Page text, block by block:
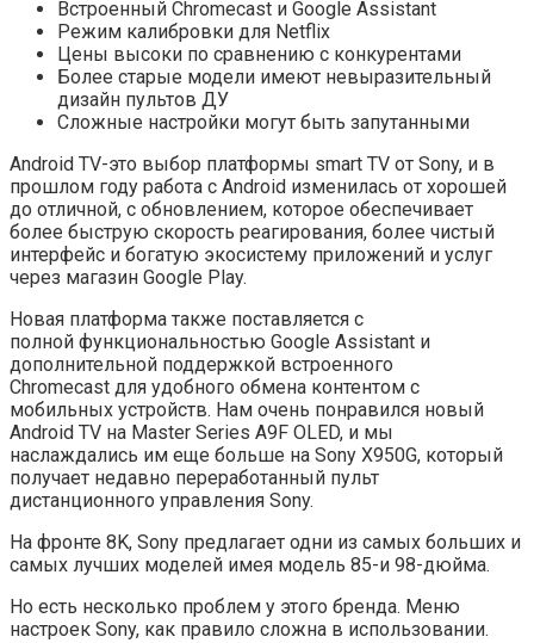
Встроенный Chromecast и Google Assistant
Режим калибровки для Netflix
Цены высоки по сравнению с конкурентами
Более старые модели имеют невыразительный
дизайн пультов ДУ
Сложные настройки могут быть запутанными
Android TV-это выбор платформы smart TV от Sony, и в
прошлом году работа с Android изменилась от хорошей
до отличной, с обновлением, которое обеспечивает
более быструю скорость реагирования, более чистый
интерфейс и богатую экосистему приложений и услуг
через магазин Google Play.
Новая платформа также поставляется с
полной функциональностью Google Assistant и
дополнительной поддержкой встроенного
Chromecast для удобного обмена контентом с
мобильных устройств. Нам очень понравился новый
Android TV на Master Series A9F OLED, и мы
наслаждались им еще больше на Sony X950G, который
получает недавно переработанный пульт
дистанционного управления Sony.
На фронте 8K, Sony предлагает одни из самых больших и
самых лучших моделей имея модель 85-и 98-дюйма.
Но есть несколько проблем у этого бренда. Меню
настроек Sony, как правило сложна в использовании.